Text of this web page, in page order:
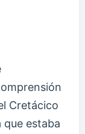
Cretácico
que estaba